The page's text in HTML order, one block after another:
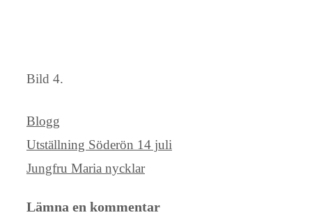
Bild 4.
Kategorier
Blogg
Utställning Söderön 14 juli
Jungfru Maria nycklar
Lämna en kommentar